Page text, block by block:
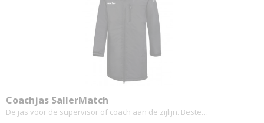
Coachjas SallerMatch
De jas voor de supervisor of coach aan de zijlijn. Beste…